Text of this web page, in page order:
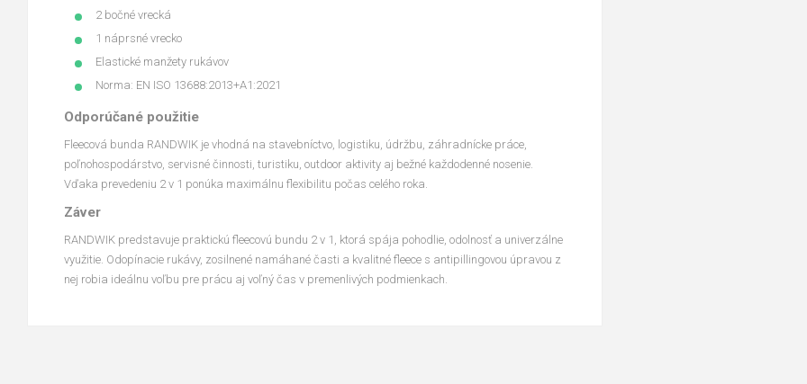
2 bočné vrecká
1 náprsné vrecko
Elastické manžety rukávov
Norma: EN ISO 13688:2013+A1:2021
Odporúčané použitie
Fleecová bunda RANDWIK je vhodná na stavebníctvo, logistiku, údržbu, záhradnícke práce,
poľnohospodárstvo, servisné činnosti, turistiku, outdoor aktivity aj bežné každodenné nosenie.
Vďaka prevedeniu 2 v 1 ponúka maximálnu flexibilitu počas celého roka.
Záver
RANDWIK predstavuje praktickú fleecovú bundu 2 v 1, ktorá spája pohodlie, odolnosť a univerzálne
využitie. Odopínacie rukávy, zosilnené namáhané časti a kvalitné fleece s antipillingovou úpravou z
nej robia ideálnu voľbu pre prácu aj voľný čas v premenlivých podmienkach.